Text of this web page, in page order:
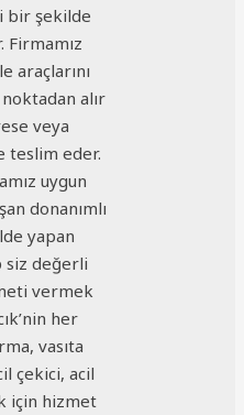
bir şekilde
araçlarını
alır
veya
teslim eder.
uygun
donanımlı
yapan
siz değerli
vermek
her
vasıta
çekici, acil
için hizmet